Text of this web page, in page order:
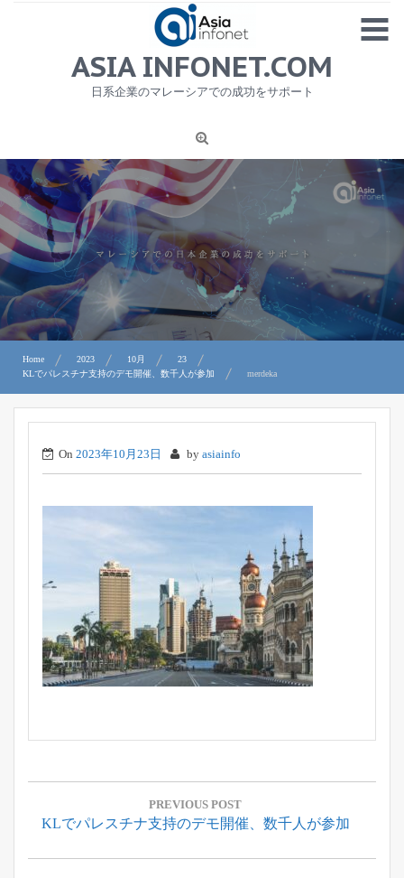
MENU
1
ニュース
労務サービス
プライバシーポリシー及び著作権について
お問合せ
ASIA INFONET.COM
日系企業のマレーシアでの成功をサポート
Home 2023 10月
23
KLでパレスチナ支持のデモ開催、数千人が参加
merdeka
On 2023年10月23日 by asiainfo
投
ナ
ビ
PREVIOUS POST
Previous
KLでパレスチナ支持のデモ開催、数千人が参加